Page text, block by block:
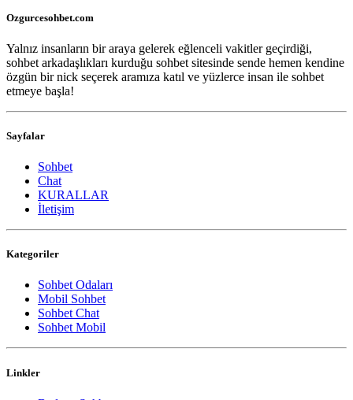
Ozgurcesohbet.com
Yalnız insanların bir araya gelerek eğlenceli vakitler geçirdiği,
sohbet arkadaşlıkları kurduğu sohbet sitesinde sende hemen kendine
özgün bir nick seçerek aramıza katıl ve yüzlerce insan ile sohbet
etmeye başla!
Sayfalar
Sohbet
Chat
KURALLAR
İletişim
Kategoriler
Sohbet Odaları
Mobil Sohbet
Sohbet Chat
Sohbet Mobil
Linkler